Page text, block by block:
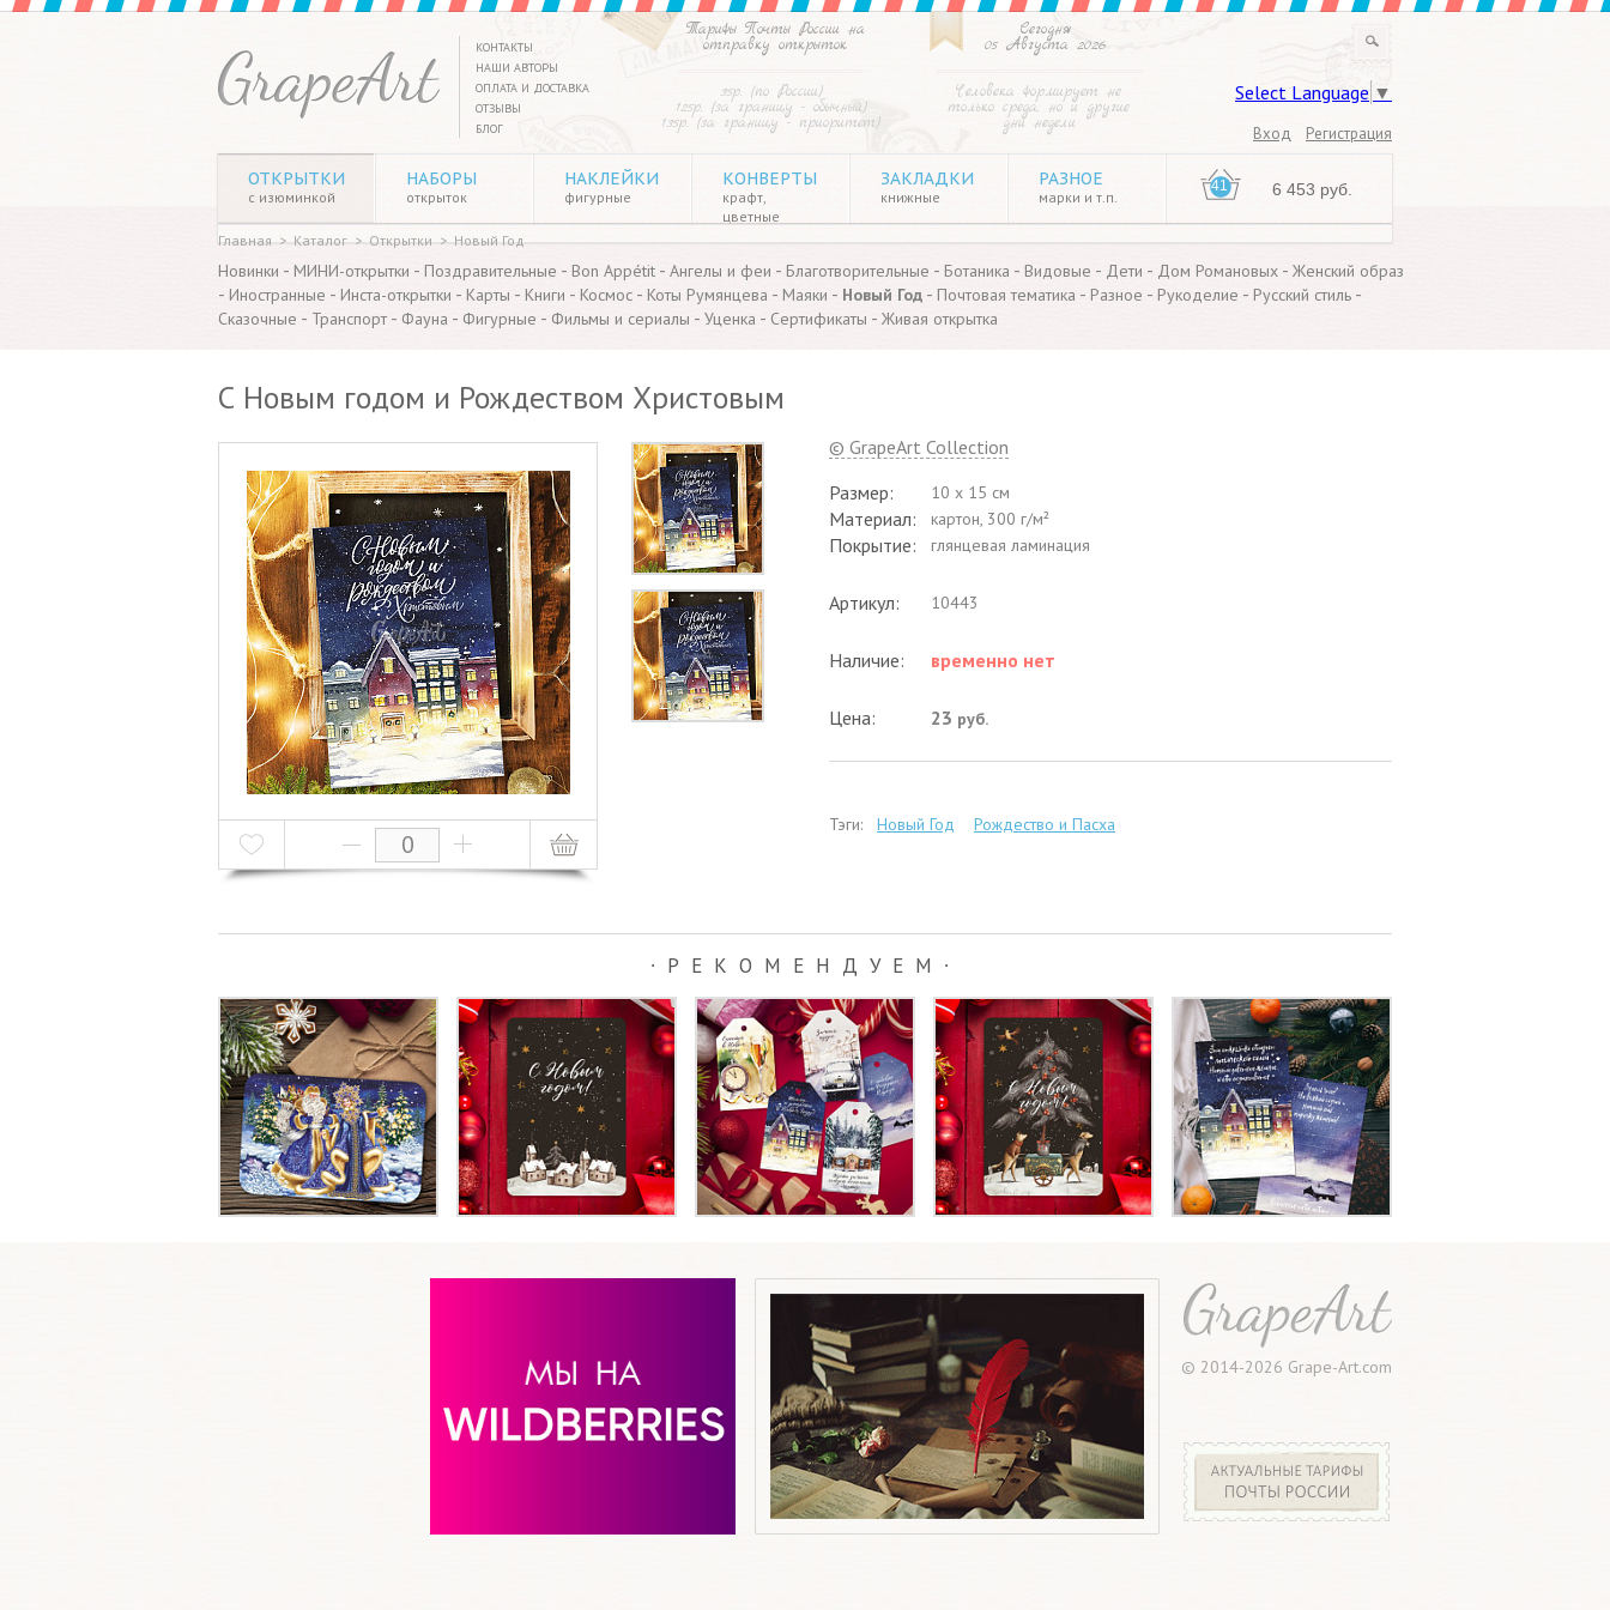
Select Language ▼
Сегодня
05 Августа 2026
Человека формирует не
только среда, но и другие
дни недели
Тарифы Почты России на
отправку открыток
35р. (по России)
125р. (за границу - обычный)
135р. (за границу - приоритет)
КОНТАКТЫ
НАШИ АВТОРЫ
ОПЛАТА И ДОСТАВКА
ОТЗЫВЫ
БЛОГ
Вход Регистрация
ОТКРЫТКИ
с изюминкой
НАБОРЫ
открыток
НАКЛЕЙКИ
фигурные
КОНВЕРТЫ
крафт,
цветные
ЗАКЛАДКИ
книжные
РАЗНОЕ
марки и т.п.
41 6 453 руб.
Главная > Каталог > Открытки > Новый Год
Новинки - МИНИ-открытки - Поздравительные - Bon Appétit - Ангелы и феи - Благотворительные - Ботаника - Видовые - Дети - Дом Романовых - Женский образ
- Иностранные - Инста-открытки - Карты - Книги - Космос - Коты Румянцева - Маяки - Новый Год - Почтовая тематика - Разное - Рукоделие - Русский стиль -
Сказочные - Транспорт - Фауна - Фигурные - Фильмы и сериалы - Уценка - Сертификаты - Живая открытка
С Новым годом и Рождеством Христовым
© GrapeArt Collection
Размер:
10 x 15 см
Материал: картон, 300 г/м²
Покрытие: глянцевая ламинация
Артикул: 10443
Наличие: временно нет
Цена: 23 руб.
Тэги: Новый Год Рождество и Пасха
∙РЕКОМЕНДУЕМ∙
© 2014-2026 Grape-Art.com